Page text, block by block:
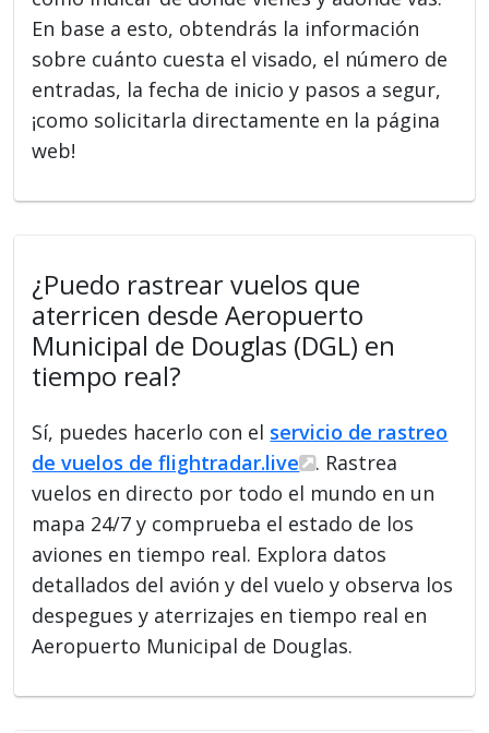
En base a esto, obtendrás la información
sobre cuánto cuesta el visado, el número de
entradas, la fecha de inicio y pasos a segur,
¡como solicitarla directamente en la página
web!
¿Puedo rastrear vuelos que
aterricen desde Aeropuerto
Municipal de Douglas (DGL) en
tiempo real?
Sí, puedes hacerlo con el servicio de rastreo
de vuelos de flightradar.live
. Rastrea
vuelos en directo por todo el mundo en un
mapa 24/7 y comprueba el estado de los
aviones en tiempo real. Explora datos
detallados del avión y del vuelo y observa los
despegues y aterrizajes en tiempo real en
Aeropuerto Municipal de Douglas.